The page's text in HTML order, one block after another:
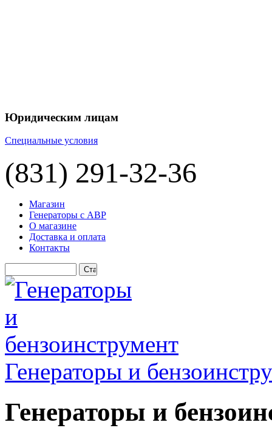
Юридическим лицам
Специальные условия
(831) 291-32-36
Магазин
Генераторы с АВР
О магазине
Доставка и оплата
Контакты
Генераторы и
Генераторы и